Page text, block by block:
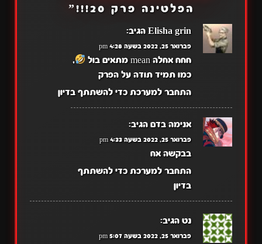
הפלטינה פרק 20!!!
”
Elisha grin הגיב:
פברואר 25, 2022 בשעה 4:28 pm
חחח אחלה mean מתאים בול
,
כמו תמיד תודה על הפרק
התחבר למערכת כדי להשתתף בדיון
אנימה בדם הגיב:
פברואר 25, 2022 בשעה 4:33 pm
בבקשה אח
התחבר למערכת כדי להשתתף
בדיון
נט הגיב:
פברואר 25, 2022 בשעה 5:07 pm